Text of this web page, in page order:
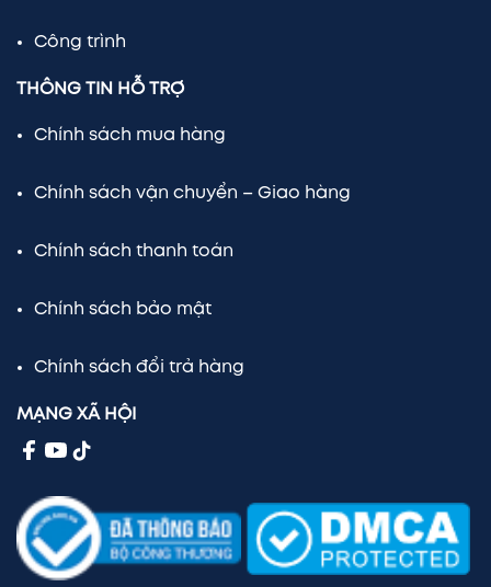
Công trình
THÔNG TIN HỖ TRỢ
Chính sách mua hàng
Chính sách vận chuyển – Giao hàng
Chính sách thanh toán
Chính sách bảo mật
Chính sách đổi trả hàng
MẠNG XÃ HỘI